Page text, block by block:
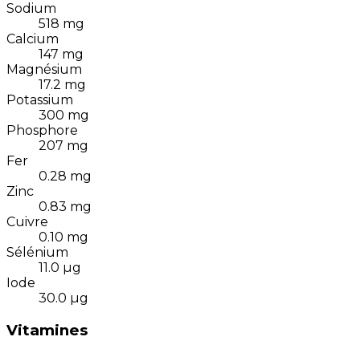
Sodium
518 mg
Calcium
147 mg
Magnésium
17.2 mg
Potassium
300 mg
Phosphore
207 mg
Fer
0.28 mg
Zinc
0.83 mg
Cuivre
0.10 mg
Sélénium
11.0 µg
Iode
30.0 µg
Vitamines